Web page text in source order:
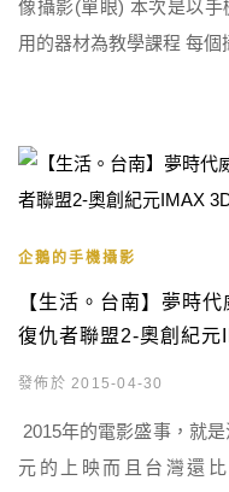
像攝影(單眼) 本次是以
用的器材為教學課程 每
企鵝的手機攝影
【生活。台南】夢時
復仇者聯盟2-奧創紀
發佈於 2015-04-30
2015年的電影盛事，就
元的上映而且台灣還